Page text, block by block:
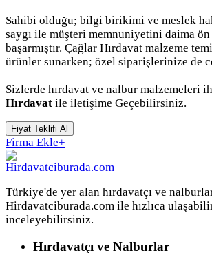
Sahibi olduğu; bilgi birikimi ve meslek
saygı ile müşteri memnuniyetini daima ön
başarmıştır. Çağlar Hırdavat malzeme
ürünler sunarken; özel siparişlerinize de
Sizlerde hırdavat ve nalbur malzemeleri
Hırdavat ile iletişime Geçebilirsiniz.
Fiyat Teklifi Al
Firma Ekle+
Türkiye'de yer alan hırdavatçı ve
Hirdavatciburada.com ile hızlıca
inceleyebilirsiniz.
Hırdavatçı ve Nalburlar